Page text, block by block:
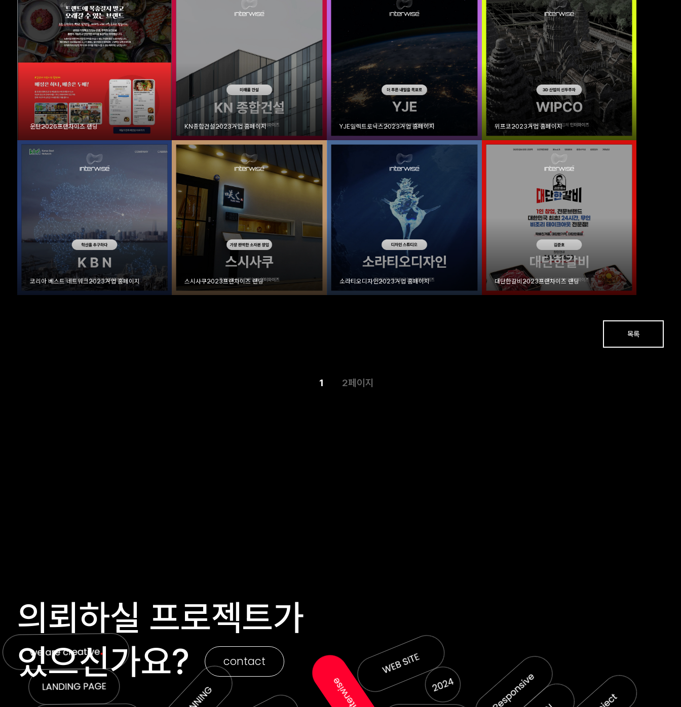
운탄2026프랜차이즈 랜딩 KN종합건설2023기업 홈페이지 YJE일렉트로닉스2023기업 홈페이지 위프코2023기업 홈페이지
코리아 베스트 네트워크2023기업 홈페이지 스시사쿠2023프랜차이즈 랜딩 소라티오디자인2023기업 홈페이지 대단한갈비 2023프랜차이즈 랜딩
목록
1 2페이지
의뢰하실 프로젝트가
있으신가요?
contact